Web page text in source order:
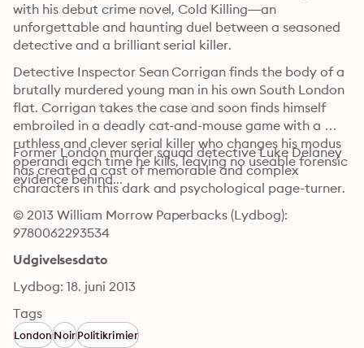
with his debut crime novel, Cold Killing—an
unforgettable and haunting duel between a seasoned
detective and a brilliant serial killer.
Detective Inspector Sean Corrigan finds the body of a
brutally murdered young man in his own South London
flat. Corrigan takes the case and soon finds himself
embroiled in a deadly cat-and-mouse game with a
ruthless and clever serial killer who changes his modus
operandi each time he kills, leaving no useable forensic
evidence behind...
Former London murder squad detective Luke Delaney
has created a cast of memorable and complex
characters in this dark and psychological page-turner.
© 2013 William Morrow Paperbacks (Lydbog):
9780062293534
Udgivelsesdato
Lydbog: 18. juni 2013
Tags
LondonNoirPolitikrimier